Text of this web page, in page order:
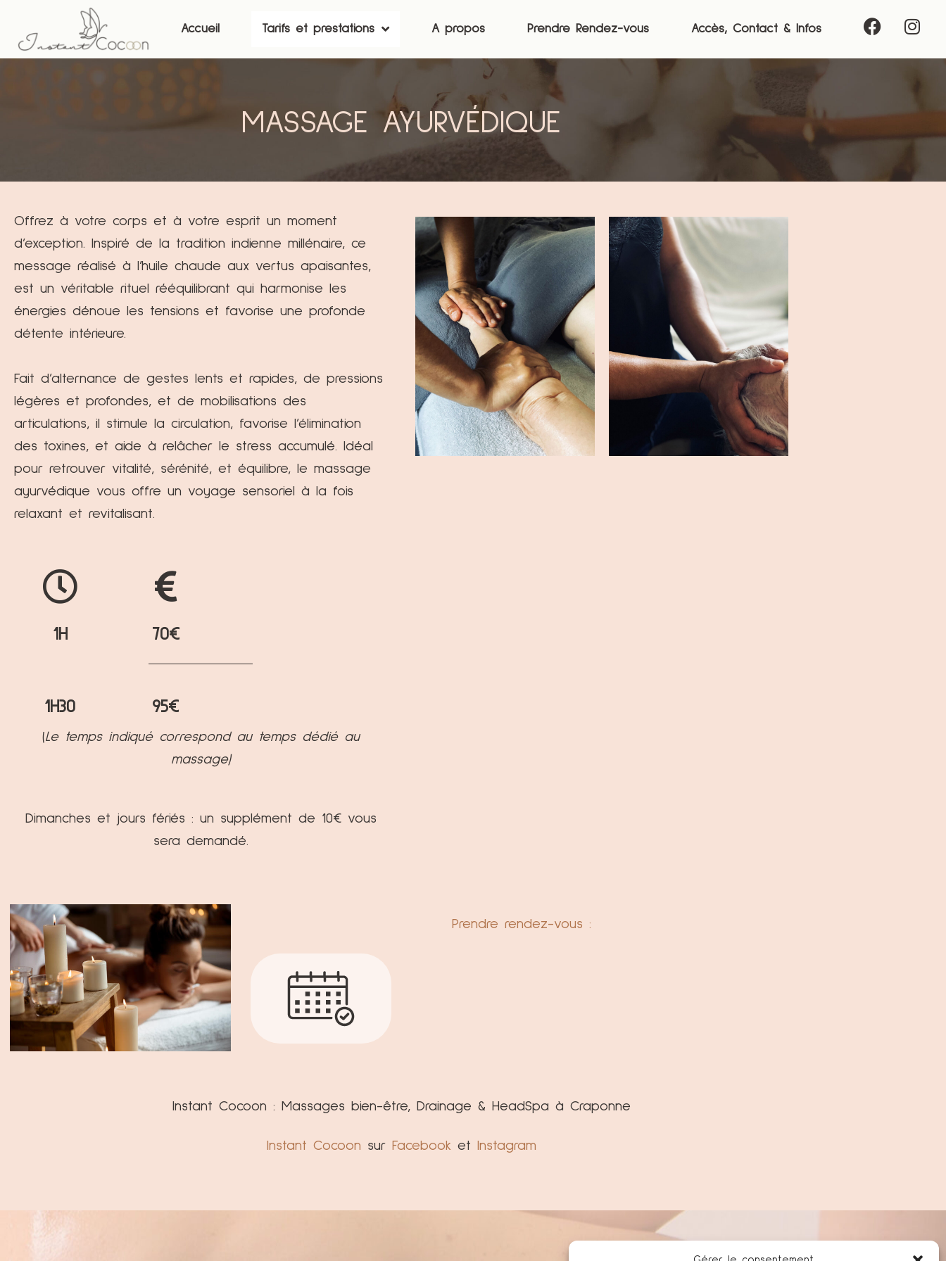
contenu
Accueil Tarifs et prestations A propos Prendre Rendez-vous Accès, Contact & Infos
MASSAGE AYURVÉDIQUE
Offrez à votre corps et à votre esprit un moment
d’exception. Inspiré de la tradition indienne millénaire, ce
message réalisé à l’huile chaude aux vertus apaisantes,
est un véritable rituel rééquilibrant qui harmonise les
énergies dénoue les tensions et favorise une profonde
détente intérieure.
Fait d’alternance de gestes lents et rapides, de pressions
légères et profondes, et de mobilisations des
articulations, il stimule la circulation, favorise l’élimination
des toxines, et aide à relâcher le stress accumulé. Idéal
pour retrouver vitalité, sérénité, et équilibre, le massage
ayurvédique vous offre un voyage sensoriel à la fois
relaxant et revitalisant.
1H 70€
1H30 95€
(Le temps indiqué correspond au temps dédié au
massage)
Dimanches et jours fériés : un supplément de 10€ vous
sera demandé.
Prendre rendez-vous :
Instant Cocoon : Massages bien-être, Drainage & HeadSpa à Craponne
Instant Cocoon sur Facebook et Instagram